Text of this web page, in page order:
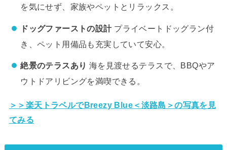
を気にせず、家族やペットとリラックス。
ドッグファーストの設計プライベートドッグラン付
き、ペット用備品も充実していて安心。
絶景のテラスあり 海を見渡せるテラスで、BBQやア
ウトドアリビングを満喫できる。
＞＞楽天トラベルでBreezy Blue＜淡路島＞の写真を見
てみる